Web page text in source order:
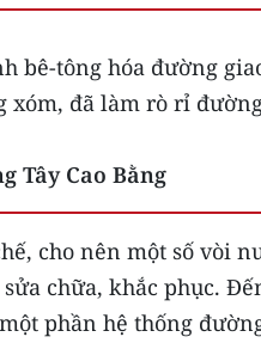
bê-tông hóa đường
xóm, đã làm rò rỉ
Tây Cao Bằng
cho nên một số vòi
chữa, khắc phục.
phần hệ thống